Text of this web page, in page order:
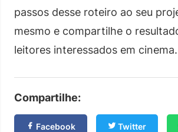
passos desse roteiro ao seu
mesmo e compartilhe o
leitores interessados em cinema.
Compartilhe:
Facebook Twitter